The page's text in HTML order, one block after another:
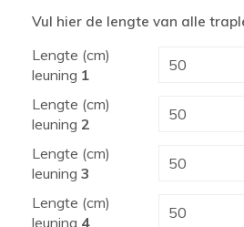
Vul hier de lengte van alle
Lengte (cm)
leuning 1
Lengte (cm)
leuning 2
Lengte (cm)
leuning 3
Lengte (cm)
leuning 4